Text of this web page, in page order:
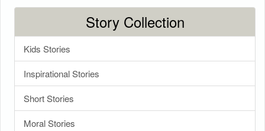
Story Collection
Kids Stories
Inspirational Stories
Short Stories
Moral Stories